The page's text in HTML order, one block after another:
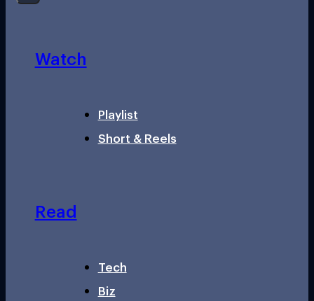
Watch
Playlist
Short & Reels
Read
Tech
Biz